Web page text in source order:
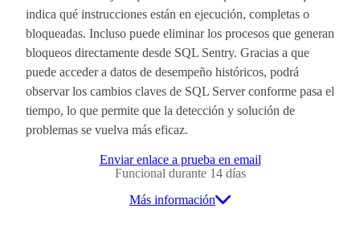
indica qué instrucciones están en ejecución, completas o
bloqueadas. Incluso puede eliminar los procesos que generan
bloqueos directamente desde SQL Sentry. Gracias a que
puede acceder a datos de desempeño históricos, podrá
observar los cambios claves de SQL Server conforme pasa el
tiempo, lo que permite que la detección y solución de
problemas se vuelva más eficaz.
Enviar enlace a prueba en email
Funcional durante 14 días
Más información